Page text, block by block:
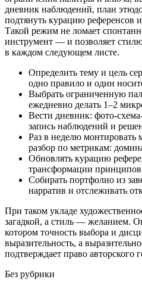
дневник наблюдений, план
подтянуть курацию референсов
Такой режим не ломает
инструмент — и позволяет стилю
в каждом следующем листе.
Определить тему и цель
одно правило и один
Выбрать ограниченную
ежедневно делать 1–2
Вести дневник: фото-
запись наблюдений и
Раз в неделю
разбор по метрикам:
Обновлять курацию
трансформации
Собирать портфолио из
нарратив и отслеживать
При таком укладе
загадкой, а стиль — желанием.
котором точность выбора и
выразительность, а
подтверждает право авторского
Без рубрики